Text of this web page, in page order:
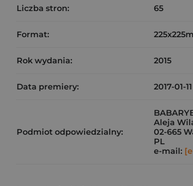
Liczba stron: 65
Format:
Rok wydania: 2015
Data premiery: 2017-01-11
Podmiot odpowiedzialny:
Aleja
02-665
PL
e-mail: